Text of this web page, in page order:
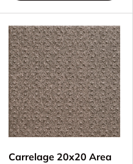
Carrelage 20x20 Area